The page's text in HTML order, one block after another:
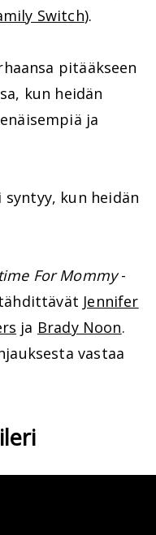
Switch).
pitääkseen
kun heidän
ja
kun heidän
For Mommy-
Jennifer
ja Brady Noon.
vastaa